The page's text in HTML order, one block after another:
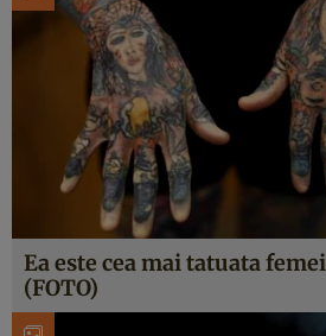
Ea este cea mai tatuata
(FOTO)